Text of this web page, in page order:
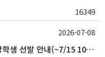
16349
2026학년도 2학기 삼일장학회 장학생 선발 안내(~7/15 10:00)
2026-07-08